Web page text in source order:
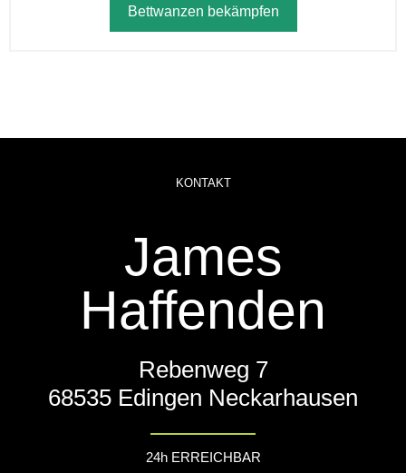
Bettwanzen bekämpfen
KONTAKT
James
Haffenden
Rebenweg 7
68535 Edingen Neckarhausen
24h ERREICHBAR